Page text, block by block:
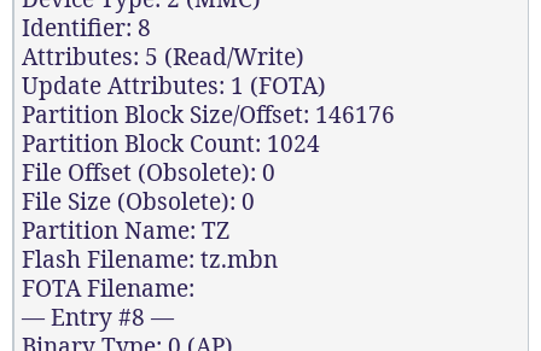
Identifier: 8
Attributes: 5 (Read/Write)
Update Attributes: 1 (FOTA)
Partition Block Size/Offset: 146176
Partition Block Count: 1024
File Offset (Obsolete): 0
File Size (Obsolete): 0
Partition Name: TZ
Flash Filename: tz.mbn
FOTA Filename:
— Entry #8 —